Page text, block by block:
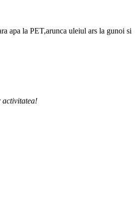
apa la PET,arunca uleiul ars la gunoi si
activitatea!